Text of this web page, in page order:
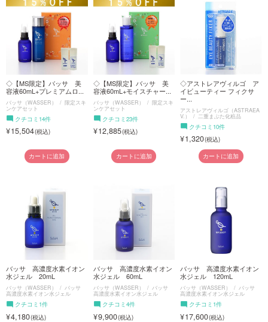
◇【MS限定】バッサ 美
容液60mL+プレミアムロ...
バッサ（WASSER） 限定スキ
ンケアセット
クチコミ14件
15,504
カートに追加
◇【MS限定】バッサ 美
容液60mL+モイスチャー...
バッサ（WASSER） 限定スキ
ンケアセット
クチコミ23件
12,885
カートに追加
◇アストレアヴィルゴ ア
イビューティー フィクサ
ー...
アストレアヴィルゴ（ASTRAEA
V.） 二重まぶた化粧品
クチコミ10件
1,320
カートに追加
バッサ 高濃度水素イオン
水ジェル 20mL
バッサ（WASSER） バッサ
高濃度水素イオン水ジェル
クチコミ1件
4,180
バッサ 高濃度水素イオン
水ジェル 60mL
バッサ（WASSER） バッサ
高濃度水素イオン水ジェル
クチコミ4件
9,900
バッサ 高濃度水素イオン
水ジェル 120mL
バッサ（WASSER） バッサ
高濃度水素イオン水ジェル
クチコミ1件
17,600